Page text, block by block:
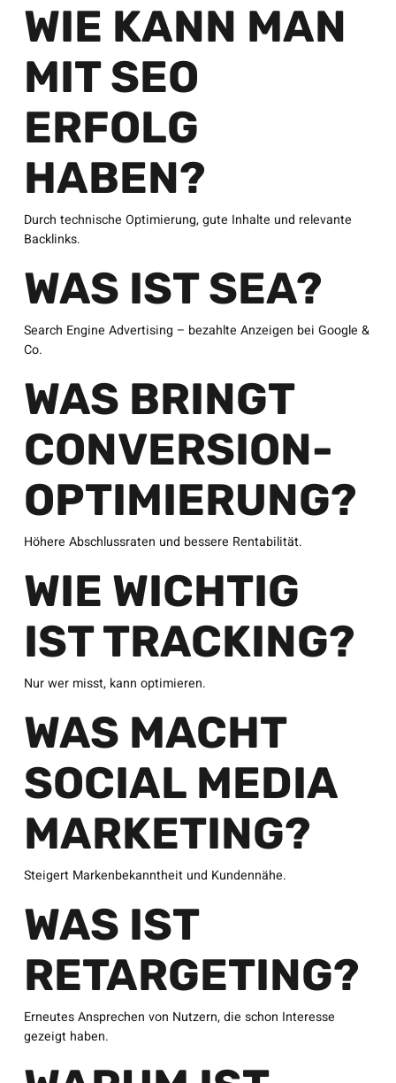
WIE KANN MAN
MIT SEO
ERFOLG
HABEN?
Durch technische Optimierung, gute Inhalte und relevante
Backlinks.
WAS IST SEA?
Search Engine Advertising – bezahlte Anzeigen bei Google &
Co.
WAS BRINGT
CONVERSION-
OPTIMIERUNG?
Höhere Abschlussraten und bessere Rentabilität.
WIE WICHTIG
IST TRACKING?
Nur wer misst, kann optimieren.
WAS MACHT
SOCIAL MEDIA
MARKETING?
Steigert Markenbekanntheit und Kundennähe.
WAS IST
RETARGETING?
Erneutes Ansprechen von Nutzern, die schon Interesse
gezeigt haben.